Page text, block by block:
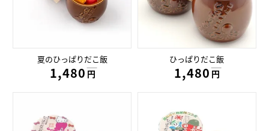
夏のひっぱりだこ飯
1,480円
円
ひっぱりだこ飯
1,480円
円